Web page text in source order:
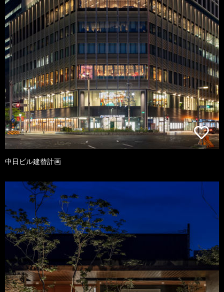
中日ビル建替計画